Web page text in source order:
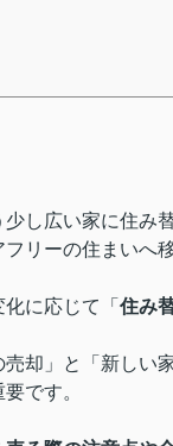
し広い家に住み
リーの住まいへ
に応じて「 住み
却」と「新しい
です。